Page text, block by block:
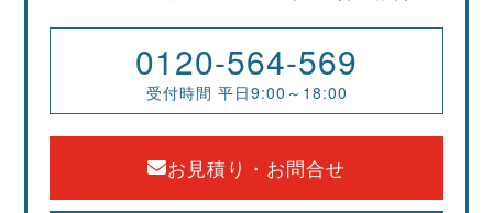
0120-564-569
受付時間 平日9:00～18:00
お見積り・お問合せ